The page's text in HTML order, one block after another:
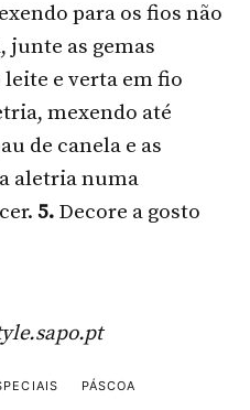
para os fios não
junte as gemas
e verta em fio
mexendo até
de canela e as
aletria numa
5. Decore a gosto
PÁSCOA